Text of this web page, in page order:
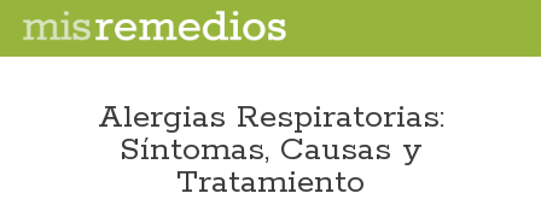
Alergias Respiratorias:
Síntomas, Causas y
Tratamiento